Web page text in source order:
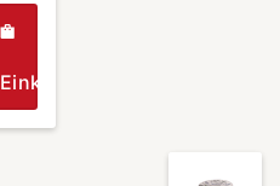
Einkaufen